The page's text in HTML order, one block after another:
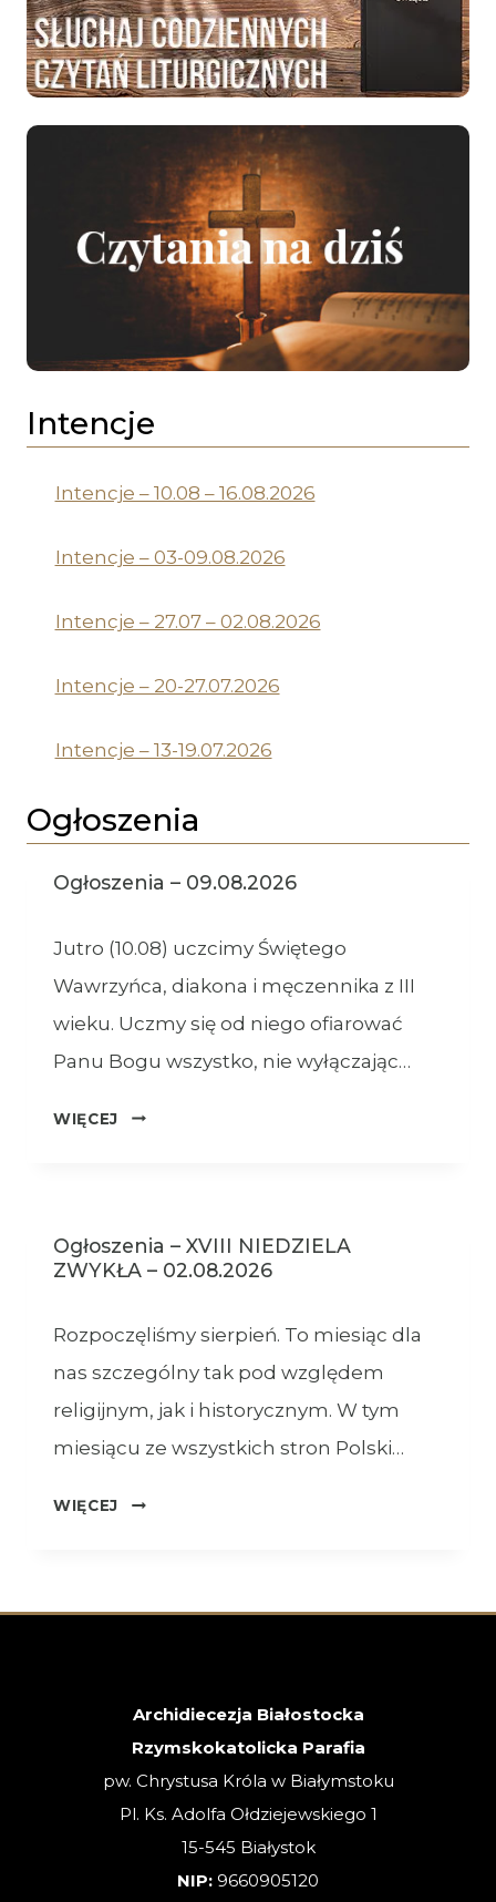
Intencje
Intencje – 10.08 – 16.08.2026
Intencje – 03-09.08.2026
Intencje – 27.07 – 02.08.2026
Intencje – 20-27.07.2026
Intencje – 13-19.07.2026
Ogłoszenia
Ogłoszenia – 09.08.2026
Jutro (10.08) uczcimy Świętego
Wawrzyńca, diakona i męczennika z III
wieku. Uczmy się od niego ofiarować
Panu Bogu wszystko, nie wyłączając…
WIĘCEJ
OGŁOSZENIA
Ogłoszenia – XVIII NIEDZIELA
ZWYKŁA – 02.08.2026
Rozpoczęliśmy sierpień. To miesiąc dla
nas szczególny tak pod względem
religijnym, jak i historycznym. W tym
miesiącu ze wszystkich stron Polski…
WIĘCEJ
OGŁOSZENIA
ZWYKŁA
Archidiecezja Białostocka
Rzymskokatolicka Parafia
pw. Chrystusa Króla w Białymstoku
Pl. Ks. Adolfa Ołdziejewskiego 1
15-545 Białystok
NIP: 9660905120